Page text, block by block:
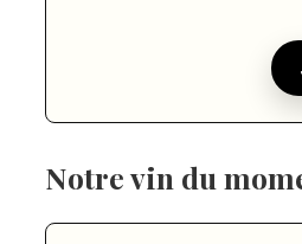
Notre vin du